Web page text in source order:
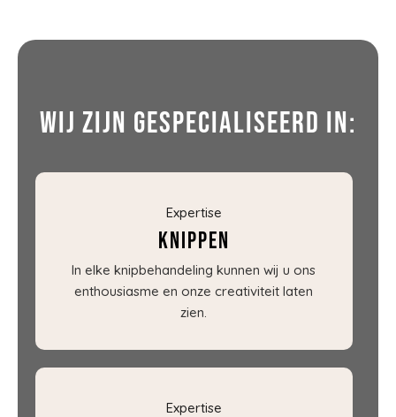
Wij zijn gespecialiseerd in:
Expertise
Knippen
In elke knipbehandeling kunnen wij u ons
enthousiasme en onze creativiteit laten
zien.
Expertise